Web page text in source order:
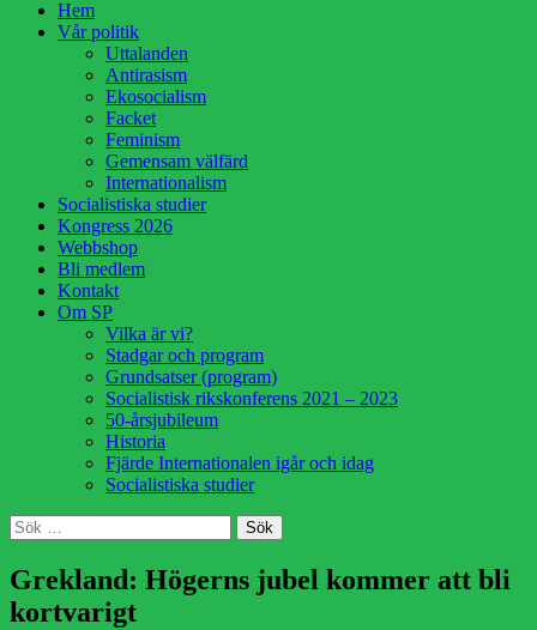
HoppaHem
Vår politik
Uttalanden
Antirasism
Ekosocialism
Facket
Feminism
Gemensam välfärd
Internationalism
Socialistiska studier
Kongress 2026
Webbshop
Bli medlem
Kontakt
Om SP
Vilka är vi?
Stadgar och program
Grundsatser (program)
Socialistisk rikskonferens 2021 – 2023
50-årsjubileum
Historia
Fjärde Internationalen igår och idag
Socialistiska studier
Sök
Sök
efter:
Grekland: Högerns jubel kommer att bli
kortvarigt